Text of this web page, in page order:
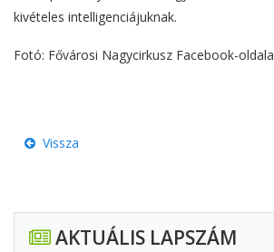
kivételes intelligenciájuknak.
Fotó: Fővárosi Nagycirkusz Facebook-oldala
Vissza
AKTUÁLIS LAPSZÁM